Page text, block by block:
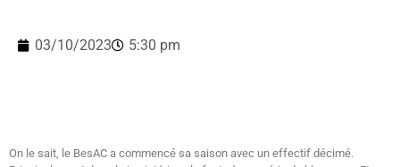
03/10/2023 5:30 pm
On le sait, le BesAC a commencé sa saison avec un effectif décimé.